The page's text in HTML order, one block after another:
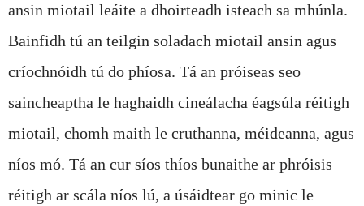
ansin miotail leáite a dhoirteadh isteach sa mhúnla.
Bainfidh tú an teilgin soladach miotail ansin agus
críochnóidh tú do phíosa. Tá an próiseas seo
saincheaptha le haghaidh cineálacha éagsúla réitigh
miotail, chomh maith le cruthanna, méideanna, agus
níos mó. Tá an cur síos thíos bunaithe ar phróisis
réitigh ar scála níos lú, a úsáidtear go minic le